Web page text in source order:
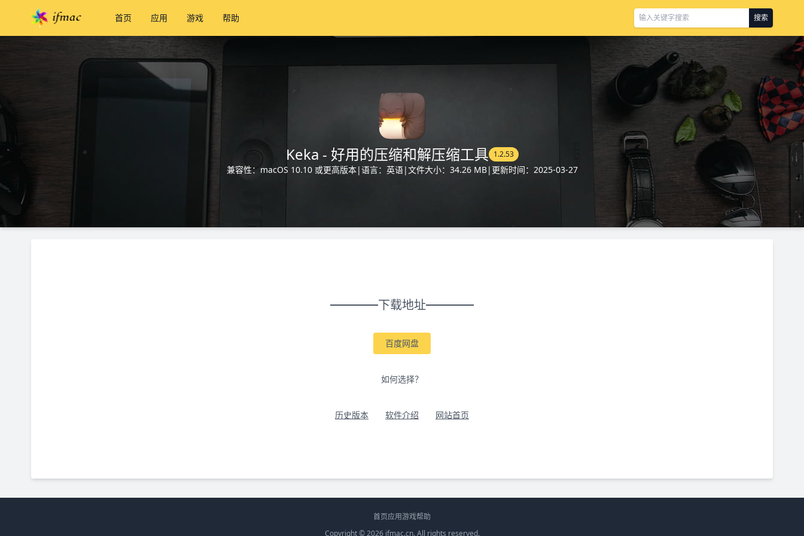
首页 应用 游戏 帮助 搜索
Keka - 好用的压缩和解压缩工具 1.2.53
兼容性：macOS 10.10 或更高版本|语言：英语|文件大小：34.26 MB| 更新时间：2025-03-27
下载地址
百度网盘
如何选择？
历史版本 软件介绍 网站首页
首页应用游戏帮助
Copyright © 2026 ifmac.cn. All rights reserved.